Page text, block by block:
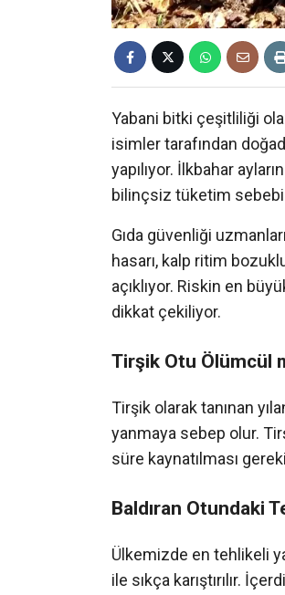
Yabani bitki çeşitliliği
isimler tarafından
yapılıyor. İlkbahar
bilinçsiz tüketim sebebi
Gıda güvenliği
hasarı, kalp ritim
açıklıyor. Riskin en
dikkat çekiliyor.
Tirşik Otu Ölümcül
Tirşik olarak tanınan
yanmaya sebep olur.
süre kaynatılması
Baldıran Otundaki
Ülkemizde en tehlikeli
ile sıkça karıştırılır.